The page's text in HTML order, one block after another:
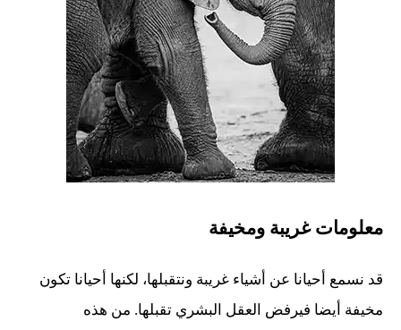
معلومات غريبة ومخيفة
قد نسمع أحيانا عن أشياء غريبة ونتقبلها، لكنها أحيانا تكون
مخيفة أيضا فيرفض العقل البشري تقبلها. من هذه